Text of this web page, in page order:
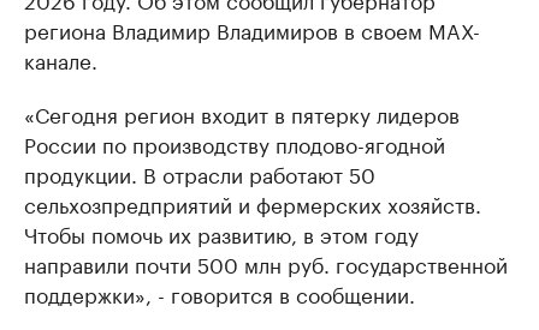
региона Владимир Владимиров в своем MAX-
канале.
«Сегодня регион входит в пятерку лидеров
России по производству плодово-ягодной
продукции. В отрасли работают 50
сельхозпредприятий и фермерских хозяйств.
Чтобы помочь их развитию, в этом году
направили почти 500 млн руб. государственной
поддержки», - говорится в сообщении.